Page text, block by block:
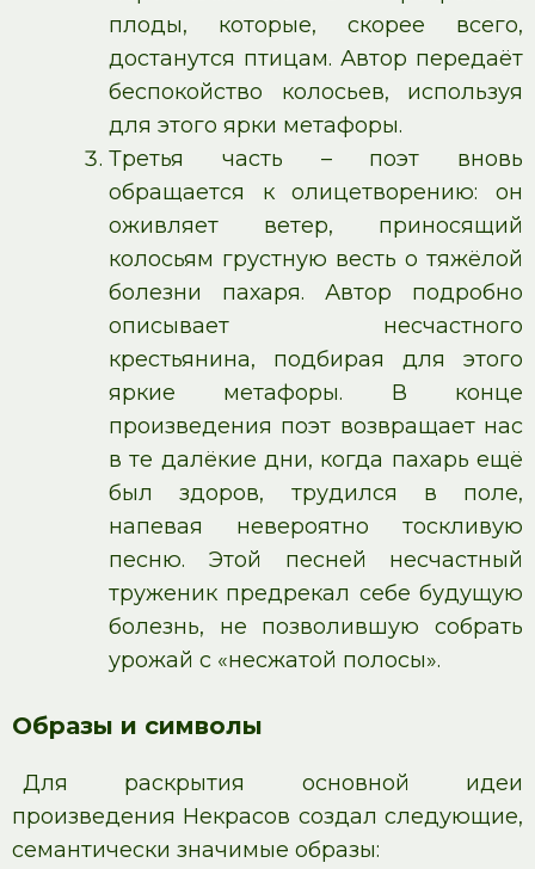
плоды, которые, скорее всего,
достанутся птицам. Автор передаёт
беспокойство колосьев, используя
для этого ярки метафоры.
Третья часть – поэт вновь
обращается к олицетворению: он
оживляет ветер, приносящий
колосьям грустную весть о тяжёлой
болезни пахаря. Автор подробно
описывает несчастного
крестьянина, подбирая для этого
яркие метафоры. В конце
произведения поэт возвращает нас
в те далёкие дни, когда пахарь ещё
был здоров, трудился в поле,
напевая невероятно тоскливую
песню. Этой песней несчастный
труженик предрекал себе будущую
болезнь, не позволившую собрать
урожай с «несжатой полосы».
Образы и символы
Для раскрытия основной идеи
произведения Некрасов создал следующие,
семантически значимые образы: